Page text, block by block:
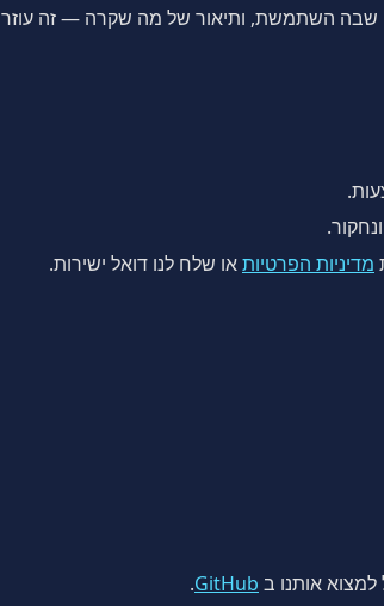
שבה השתמשת, ותיאור של מה שקרה — זה עוזר
מדיניות הפרטיותאו שלח לנו דואל ישירות.
GitHub
.